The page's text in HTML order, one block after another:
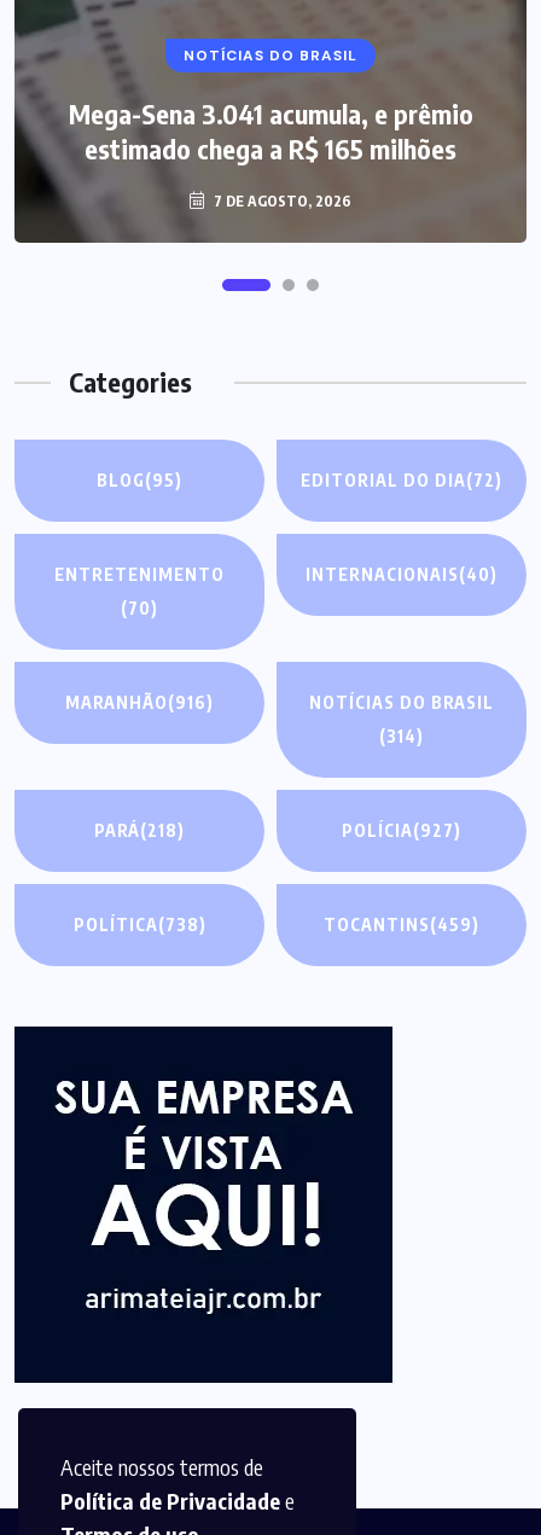
Aceite nossos termos de
Política de Privacidadee
NOTÍCIAS DO BRASIL
Mega-Sena 3.041 acumula, e prêmio
estimado chega a R$ 165 milhões
7 DE AGOSTO, 2026
Categories
BLOG(95) EDITORIAL DO DIA(72)
ENTRETENIMENTO
(70)
INTERNACIONAIS(40)
MARANHÃO(916)
NOTÍCIAS DO BRASIL
(314)
PARÁ(218) POLÍCIA(927)
POLÍTICA(738) TOCANTINS(459)